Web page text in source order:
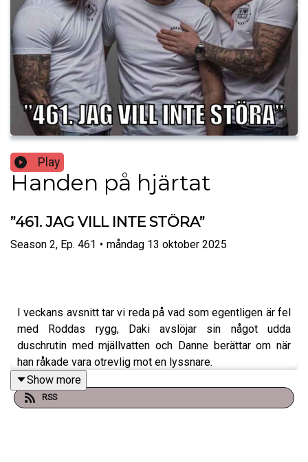
Play
Handen på hjärtat
”461. JAG VILL INTE STÖRA”
Season 2, Ep. 461 • måndag 13 oktober 2025
I veckans avsnitt tar vi reda på vad som egentligen är fel
med Roddas rygg, Daki avslöjar sin något udda
duschrutin med mjällvatten och Danne berättar om när
han råkade vara otrevlig mot en lyssnare.
Show more
RSS